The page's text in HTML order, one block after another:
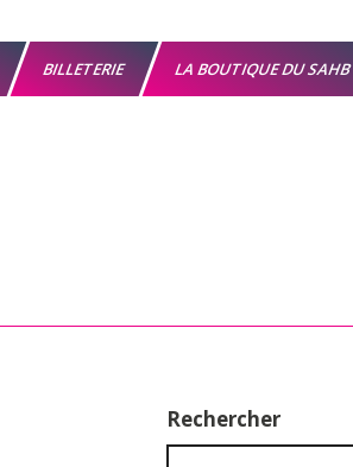
BILLETERIE LA BOUTIQUE DU SAHB
Rechercher